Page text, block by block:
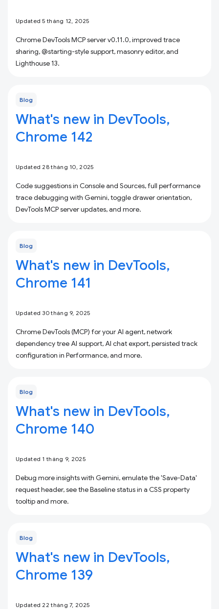
Updated 5 tháng 12, 2025
Chrome DevTools MCP server v0.11.0, improved trace
sharing, @starting-style support, masonry editor, and
Lighthouse 13.
Blog
What's new in DevTools,
Chrome 142
Updated 28 tháng 10, 2025
Code suggestions in Console and Sources, full performance
trace debugging with Gemini, toggle drawer orientation,
DevTools MCP server updates, and more.
Blog
What's new in DevTools,
Chrome 141
Updated 30 tháng 9, 2025
Chrome DevTools (MCP) for your AI agent, network
dependency tree AI support, AI chat export, persisted track
configuration in Performance, and more.
Blog
What's new in DevTools,
Chrome 140
Updated 1 tháng 9, 2025
Debug more insights with Gemini, emulate the 'Save-Data'
request header, see the Baseline status in a CSS property
tooltip and more.
Blog
What's new in DevTools,
Chrome 139
Updated 22 tháng 7, 2025